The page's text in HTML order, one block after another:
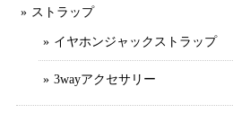
ストラップ
イヤホンジャックストラップ
3wayアクセサリー